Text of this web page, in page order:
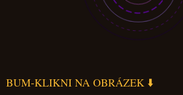
BUM-KLIKNI NA OBRÁZEK ⬇️